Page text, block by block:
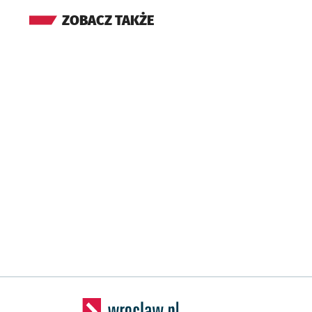
ZOBACZ TAKŻE